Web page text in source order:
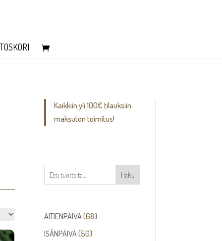
Kaikkiin yli 100€ tilauksiin
maksuton toimitus!
Haku
ÄITIENPÄIVÄ 6868
ISÄNPÄIVÄ 5050